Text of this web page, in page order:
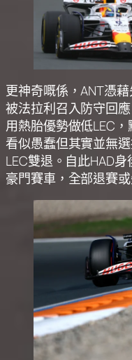
更神奇嘅係，ANT憑
被法拉利召入防守回
用熱胎優勢做低LEC
看似愚蠢但其實並無
LEC雙退。自此HAD
豪門賽車，全部退賽